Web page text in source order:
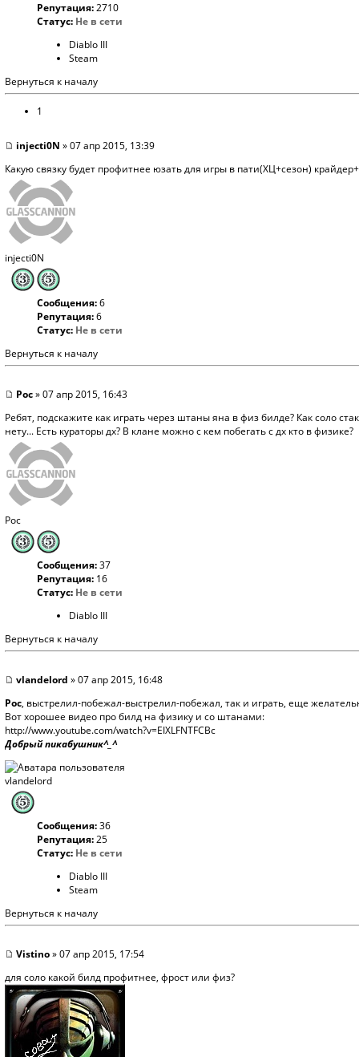
Репутация:2710
Статус: Не в сети
Diablo III
Steam
Вернуться к началу
1
injecti0N » 07 апр 2015, 13:39
Какую связку будет профитнее юзать для игры в пати(ХЦ+сезон)
injecti0N
Сообщения:6
Репутация:6
Статус: Не в сети
Вернуться к началу
Poc» 07 апр 2015, 16:43
Ребят, подскажите как играть через штаны яна в физ билде? Как соло
нету... Есть кураторы дх? В клане можно с кем побегать с дх кто в физике?
Poc
Сообщения:37
Репутация: 16
Статус: Не в сети
Diablo III
Вернуться к началу
vlandelord » 07 апр 2015, 16:48
Poc, выстрелил-побежал-выстрелил-побежал, так и играть, еще
Вот хорошее видео про билд на физику и со штанами:
http://www.youtube.com/watch?v=EIXLFNTFCBc
Добрый пикабушник^_^
vlandelord
Сообщения:36
Репутация:25
Статус: Не в сети
Diablo III
Steam
Вернуться к началу
Vistino» 07 апр 2015, 17:54
для соло какой билд профитнее, фрост или физ?